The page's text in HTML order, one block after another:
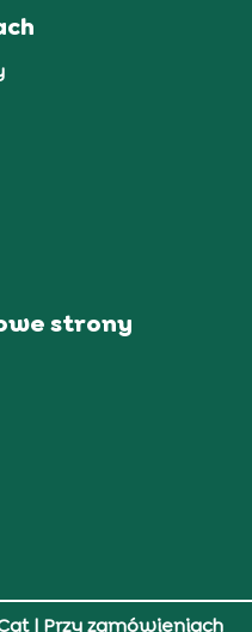
strony
| Przy zamówieniach